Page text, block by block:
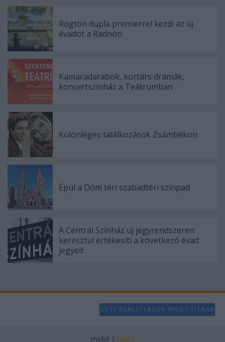
Rögtön dupla premierrel kezdi az új
évadot a Radnóti
Kamaradarabok, kortárs drámák,
koncertszínház a Teátrumban
Különleges találkozások Zsámbékon
Épül a Dóm téri szabadtéri színpad
A Centrál Színház új jegyrendszeren
keresztül értékesíti a következő évad
jegyeit
SÜTI BEÁLLÍTÁSOK MÓDOSÍTÁSA
mobil | teljes